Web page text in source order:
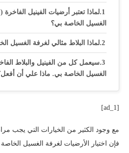
الغسيل الخاصة بي؟
لماذا البلاط مثالي لغرفة الغسيل
سيعمل كل من الفينيل والبلاط
الغسيل الخاصة بي. ماذا علي أن
[ad_1]
مع وجود الكثير من الخيارات التي يجب
فإن اختيار الأرضيات لغرفة الغسيل